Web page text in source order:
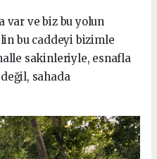
var ve biz bu yolun
bu caddeyi bizimle
sakinleriyle, esnafla
sahada